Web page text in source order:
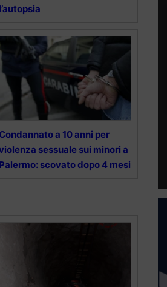
l’autopsia
Condannato a 10 anni per
sessuale sui minori a
Palermo: scovato dopo 4 mesi